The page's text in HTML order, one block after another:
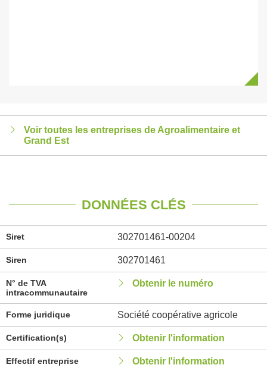
Voir toutes les entreprises de Agroalimentaire et
Grand Est
DONNÉES CLÉS
Siret 302701461-00204
Siren 302701461
N° de TVA
intracommunautaire
Obtenir le numéro
Forme juridique Société coopérative agricole
Certification(s) Obtenir l'information
Effectif entreprise Obtenir l'information